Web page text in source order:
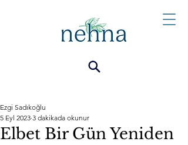
Elbet Bir Gün Yeniden
Ezgi Sadıkoğlu
5 Eyl 2023 3 dakikada okunur